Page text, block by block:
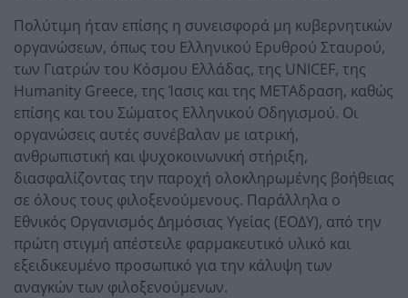
Πολύτιμη ήταν επίσης η συνεισφορά μη κυβερνητικών
οργανώσεων, όπως του Ελληνικού Ερυθρού Σταυρού,
των Γιατρών του Κόσμου Ελλάδας, της UNICEF, της
Humanity Greece, της Ίασις και της ΜΕΤΑδραση, καθώς
επίσης και του Σώματος Ελληνικού Οδηγισμού. Οι
οργανώσεις αυτές συνέβαλαν με ιατρική,
ανθρωπιστική και ψυχοκοινωνική στήριξη,
διασφαλίζοντας την παροχή ολοκληρωμένης βοήθειας
σε όλους τους φιλοξενούμενους. Παράλληλα ο
Εθνικός Οργανισμός Δημόσιας Υγείας (ΕΟΔΥ), από την
πρώτη στιγμή απέστειλε φαρμακευτικό υλικό και
εξειδικευμένο προσωπικό για την κάλυψη των
αναγκών των φιλοξενούμενων.